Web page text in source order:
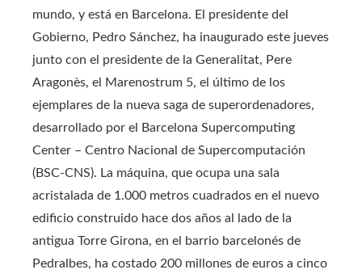
mundo, y está en Barcelona. El presidente del
Gobierno, Pedro Sánchez, ha inaugurado este jueves
junto con el presidente de la Generalitat, Pere
Aragonès, el Marenostrum 5, el último de los
ejemplares de la nueva saga de superordenadores,
desarrollado por el Barcelona Supercomputing
Center – Centro Nacional de Supercomputación
(BSC-CNS). La máquina, que ocupa una sala
acristalada de 1.000 metros cuadrados en el nuevo
edificio construido hace dos años al lado de la
antigua Torre Girona, en el barrio barcelonés de
Pedralbes, ha costado 200 millones de euros a cinco